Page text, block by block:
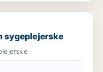
sygeplejerske